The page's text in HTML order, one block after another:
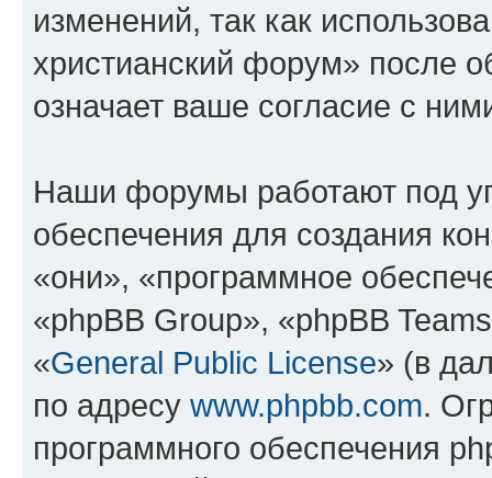
изменений, так как
христианский форум» после
означает ваше согласие с
Наши форумы работают под
обеспечения для создания
«они», «программное
«phpBB Group», «phpBB
«General Public License» (в
по адресу www.phpbb.com.
программного обеспечения